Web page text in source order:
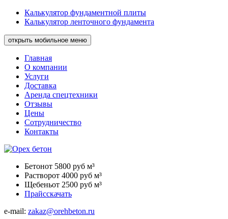
Калькулятор фундаментной плиты
Калькулятор ленточного фундамента
открыть мобильное меню
Главная
О компании
Услуги
Доставка
Аренда спецтехники
Отзывы
Цены
Сотрудничество
Контакты
Бетонот 5800 руб м³
Растворот 4000 руб м³
Щебеньот 2500 руб м³
Прайсскачать
e-mail: zakaz@orehbeton.ru